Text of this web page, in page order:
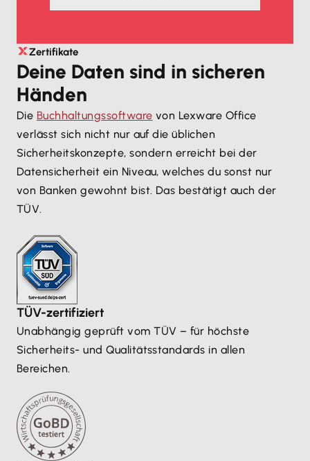
Zertifikate
Deine Daten sind in sicheren
Händen
Die Buchhaltungssoftware von Lexware Office
verlässt sich nicht nur auf die üblichen
Sicherheitskonzepte, sondern erreicht bei der
Datensicherheit ein Niveau, welches du sonst nur
von Banken gewohnt bist. Das bestätigt auch der
TÜV.
TÜV-zertifiziert
Unabhängig geprüft vom TÜV – für höchste
Sicherheits- und Qualitätsstandards in allen
Bereichen.